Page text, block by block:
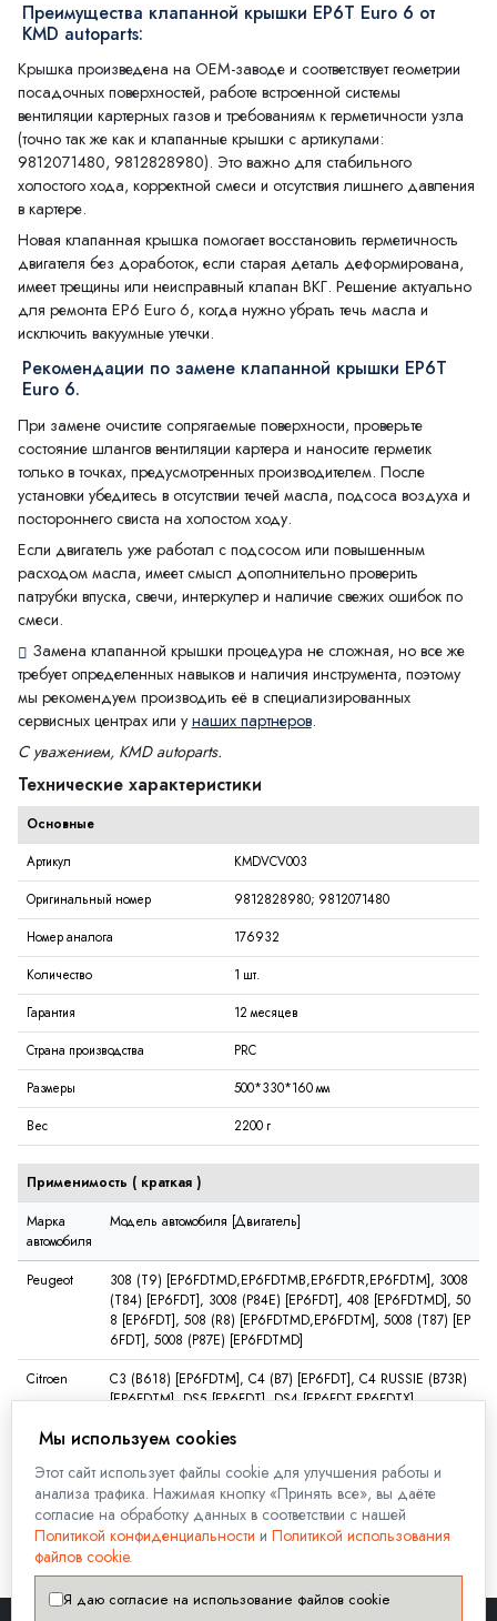
Преимущества клапанной крышки EP6T Euro 6 от
KMD autoparts:
Крышка произведена на OEM-заводе и соответствует геометрии
посадочных поверхностей, работе встроенной системы
вентиляции картерных газов и требованиям к герметичности узла
(точно так же как и клапанные крышки с артикулами:
9812071480, 9812828980). Это важно для стабильного
холостого хода, корректной смеси и отсутствия лишнего давления
в картере.
Новая клапанная крышка помогает восстановить герметичность
двигателя без доработок, если старая деталь деформирована,
имеет трещины или неисправный клапан ВКГ. Решение актуально
для ремонта EP6 Euro 6, когда нужно убрать течь масла и
исключить вакуумные утечки.
Рекомендации по замене клапанной крышки EP6T
Euro 6.
При замене очистите сопрягаемые поверхности, проверьте
состояние шлангов вентиляции картера и наносите герметик
только в точках, предусмотренных производителем. После
установки убедитесь в отсутствии течей масла, подсоса воздуха и
постороннего свиста на холостом ходу.
Если двигатель уже работал с подсосом или повышенным
расходом масла, имеет смысл дополнительно проверить
патрубки впуска, свечи, интеркулер и наличие свежих ошибок по
смеси.
Замена клапанной крышки процедура не сложная, но все же
требует определенных навыков и наличия инструмента, поэтому
мы рекомендуем производить её в специализированных
сервисных центрах или унаших партнеров.
С уважением, KMD autoparts.
Технические характеристики
Основные
Артикул KMDVCV003
Оригинальный номер 9812828980; 9812071480
Номер аналога 176932
Количество 1 шт.
Гарантия 12 месяцев
Страна производства PRC
Размеры 500*330*160 мм
Вес 2200 г
Применимость ( краткая)
Марка
автомобиля
Модель автомобиля [Двигатель]
Peugeot
308 (T9) [EP6FDTMD,EP6FDTMB,EP6FDTR,EP6FDTM], 3008
(T84) [EP6FDT], 3008 (P84E) [EP6FDT], 408 [EP6FDTMD], 50
8 [EP6FDT], 508 (R8) [EP6FDTMD,EP6FDTM], 5008 (T87) [EP
6FDT], 5008 (P87E) [EP6FDTMD]
Citroen
C3 (B618) [EP6FDTM], C4 (B7) [EP6FDT], C4 RUSSIE (B73R)
[EP6FDTM], DS5 [EP6FDT], DS4 [EP6FDT,EP6FDTX]
Посмотреть полную совместимость
ⓘ Применимость указана справочная, точную применимость уточняйте по
VIN коду автомобиля. Для этого заполните форму на вкладке "Задать
вопрос" на данной странице.
Мы используем cookies
Этот сайт использует файлы cookie для улучшения работы и
анализа трафика. Нажимая кнопку «Принять все», вы даёте
согласие на обработку данных в соответствии с нашей
Политикой конфиденциальности и Политикой использования
файлов cookie.
Я даю согласие на использование файлов cookie